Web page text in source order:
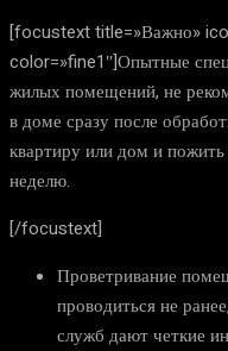
[focustext title=»Важно»
color=»fine1″]Опытные
жилых помещений, не
в доме сразу после
квартиру или дом и
неделю.
[/focustext]
Проветривание
проводиться не
служб дают четкие